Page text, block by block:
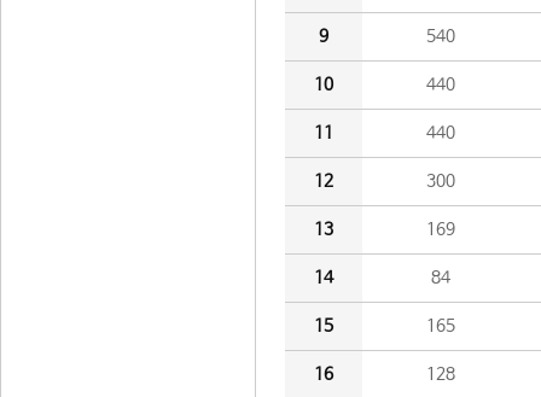
9 540
10 440
11 440
12 300
13 169
14 84
15 165
16 128